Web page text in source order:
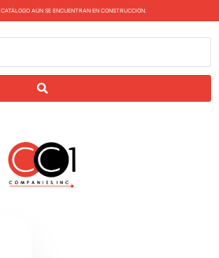
AÚN SE ENCUENTRAN EN CONSTRUCCIÓN.